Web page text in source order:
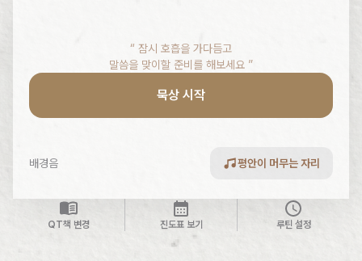
“ 잠시 호흡을 가다듬고
말씀을 맞이할 준비를 해보세요 ”
묵상 시작
배경음 평안이 머무는 자리
QT책 변경 진도표 보기 루틴 설정